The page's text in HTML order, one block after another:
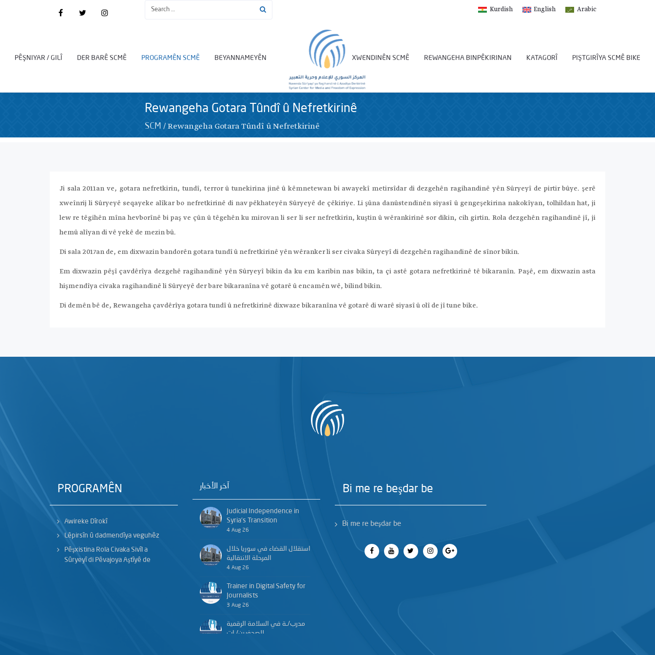
Arabic
English
Kurdish
PÊŞNIYAR / GILÎ DER BARÊ SCMÊ PROGRAMÊN SCMÊ BEYANNAMEYÊN XWENDINÊN SCMÊ REWANGEHA BINPÊKIRINAN KATAGORÎ PIŞTGIRÎYA SCMÊ BIKE
Rewangeha Gotara Tûndî û Nefretkirinê
SCM /Rewangeha Gotara Tûndî û Nefretkirinê
Ji sala 2011an ve, gotara nefretkirin, tundî, terror û tunekirina jinê û kêmnetewan bi awayekî metirsîdar di dezgehên ragihandinê yên Sûryeyî de pirtir bûye. şerê
xweînrij li Sûryeyê seqayeke alîkar bo nefretkirinê di nav pêkhateyên Sûryeyê de çêkiriye. Li şûna danûstendinên siyasî û gengeşekirina nakokîyan, tolhildan hat, ji
lew re têgihên mîna hevborînê bi paş ve çûn û têgehên ku mirovan li ser li ser nefretkirin, kuştin û wêrankirinê sor dikin, cih girtin. Rola dezgehên ragihandinê jî, ji
hemû alîyan di vê yekê de mezin bû.
Di sala 2017an de, em dixwazin bandorên gotara tundî û nefretkirinê yên wêranker li ser civaka Sûryeyî di dezgehên ragihandinê de sînor bikin.
Em dixwazin pêşî çavdêrîya dezgehê ragihandinê yên Sûryeyî bikin da ku em karibin nas bikin, ta çi astê gotara nefretkirinê tê bikaranîn. Paşê, em dixwazin asta
hişmendîya civaka ragihandinê li Sûryeyê der bare bikaranîna vê gotarê û encamên wê, bilind bikin.
Di demên bê de, Rewangeha çavdêrîya gotara tundî û nefretkirinê dixwaze bikaranîna vê gotarê di warê siyasî û olî de jî tune bike.
PROGRAMÊN
Awireke Dîrokî
Lêpirsîn û dadmendîya veguhêz
Pêşxistina Rola Civaka Sivîl a
Sûryeyî di Pêvajoya Aştîyê de
آخر الأخبار
Judicial Independence in
Syria’s Transition
4 Aug 26
استقلال القضاء في سوريا خلال
المرحلة الانتقالية
4 Aug 26
Trainer in Digital Safety for
Journalists
3 Aug 26
مدرب/ـة في السلامة الرقمية
للصحفيين/ـات
Bi me re beşdar be
Bi me re beşdar be